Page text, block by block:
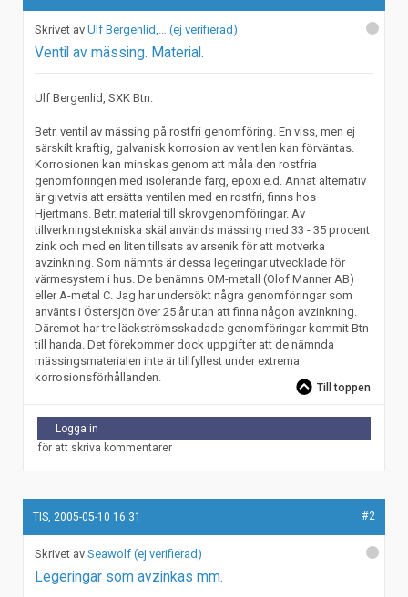
Ulf Bergenlid,… (ej verifierad)
Ventil av mässing. Material.
Ulf Bergenlid, SXK Btn:
Betr. ventil av mässing på rostfri genomföring. En viss, men ej
särskilt kraftig, galvanisk korrosion av ventilen kan förväntas.
Korrosionen kan minskas genom att måla den rostfria
genomföringen med isolerande färg, epoxi e.d. Annat alternativ
är givetvis att ersätta ventilen med en rostfri, finns hos
Hjertmans. Betr. material till skrovgenomföringar. Av
tillverkningstekniska skäl används mässing med 33 - 35 procent
zink och med en liten tillsats av arsenik för att motverka
avzinkning. Som nämnts är dessa legeringar utvecklade för
värmesystem i hus. De benämns OM-metall (Olof Manner AB)
eller A-metal C. Jag har undersökt några genomföringar som
använts i Östersjön över 25 år utan att finna någon avzinkning.
Däremot har tre läckströmsskadade genomföringar kommit Btn
till handa. Det förekommer dock uppgifter att de nämnda
mässingsmaterialen inte är tillfyllest under extrema
korrosionsförhållanden.
Till toppen
Logga in
för att skriva kommentarer
TIS, 2005-05-10 16:31 #2
Seawolf (ej verifierad)
Legeringar som avzinkas mm.